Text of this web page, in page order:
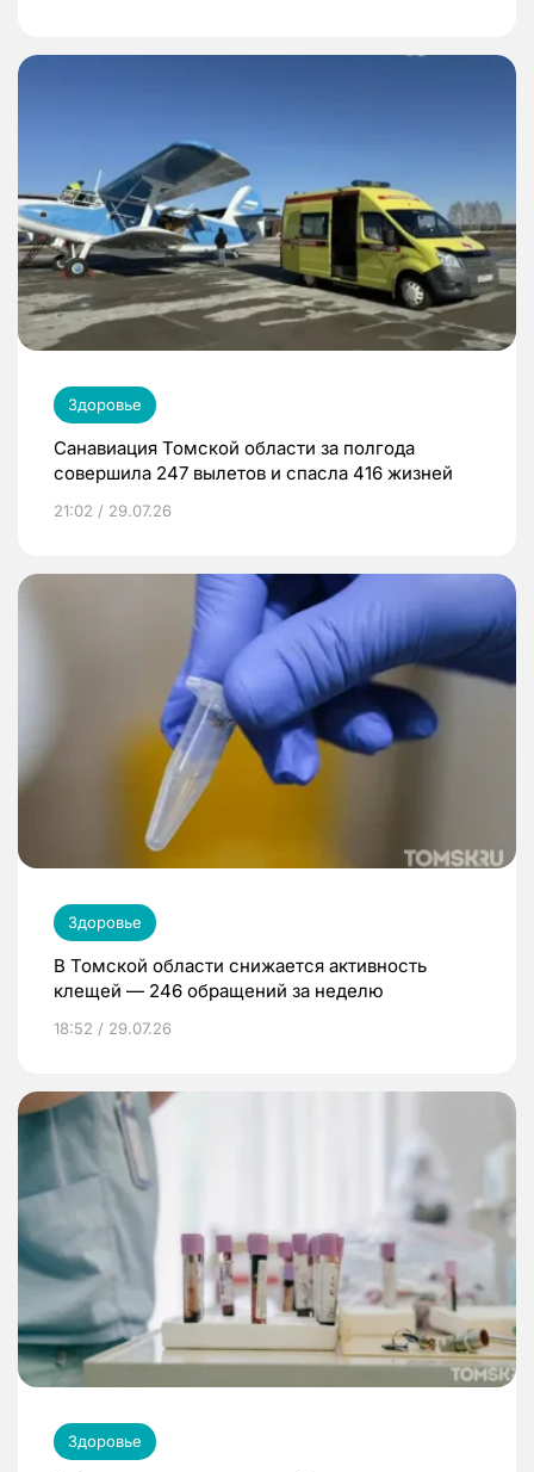
Здоровье
Санавиация Томской области за полгода
совершила 247 вылетов и спасла 416 жизней
21:02 / 29.07.26
Здоровье
В Томской области снижается активность
клещей — 246 обращений за неделю
18:52 / 29.07.26
Здоровье